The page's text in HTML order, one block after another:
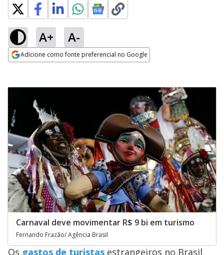
A+ A-
Adicione como fonte preferencial no Google
Carnaval deve movimentar R$ 9 bi em turismo
Fernando Frazão/ Agência Brasil
Os gastos de turistas estrangeiros no Brasil